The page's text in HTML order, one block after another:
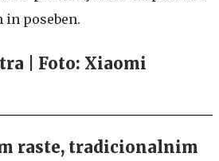
in poseben.
raste, tradicionalnim